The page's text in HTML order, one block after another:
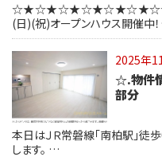
(日)(祝)オープンハウス開催中
2025年
☆.物件
部分
本日はＪＲ常磐線「南柏駅」徒
します。 …